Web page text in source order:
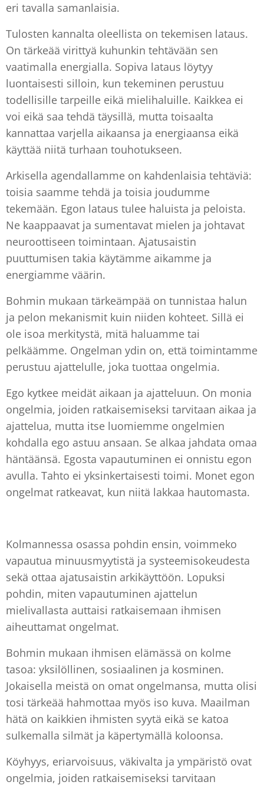
eri tavalla samanlaisia.
Tulosten kannalta oleellista on tekemisen lataus.
On tärkeää virittyä kuhunkin tehtävään sen
vaatimalla energialla. Sopiva lataus löytyy
luontaisesti silloin, kun tekeminen perustuu
todellisille tarpeille eikä mielihaluille. Kaikkea ei
voi eikä saa tehdä täysillä, mutta toisaalta
kannattaa varjella aikaansa ja energiaansa eikä
käyttää niitä turhaan touhotukseen.
Arkisella agendallamme on kahdenlaisia tehtäviä:
toisia saamme tehdä ja toisia joudumme
tekemään. Egon lataus tulee haluista ja peloista.
Ne kaappaavat ja sumentavat mielen ja johtavat
neuroottiseen toimintaan. Ajatusaistin
puuttumisen takia käytämme aikamme ja
energiamme väärin.
Bohmin mukaan tärkeämpää on tunnistaa halun
ja pelon mekanismit kuin niiden kohteet. Sillä ei
ole isoa merkitystä, mitä haluamme tai
pelkäämme. Ongelman ydin on, että toimintamme
perustuu ajattelulle, joka tuottaa ongelmia.
Ego kytkee meidät aikaan ja ajatteluun. On monia
ongelmia, joiden ratkaisemiseksi tarvitaan aikaa ja
ajattelua, mutta itse luomiemme ongelmien
kohdalla ego astuu ansaan. Se alkaa jahdata omaa
häntäänsä. Egosta vapautuminen ei onnistu egon
avulla. Tahto ei yksinkertaisesti toimi. Monet egon
ongelmat ratkeavat, kun niitä lakkaa hautomasta.
Kolmannessa osassa pohdin ensin, voimmeko
vapautua minuusmyytistä ja systeemisokeudesta
sekä ottaa ajatusaistin arkikäyttöön. Lopuksi
pohdin, miten vapautuminen ajattelun
mielivallasta auttaisi ratkaisemaan ihmisen
aiheuttamat ongelmat.
Bohmin mukaan ihmisen elämässä on kolme
tasoa: yksilöllinen, sosiaalinen ja kosminen.
Jokaisella meistä on omat ongelmansa, mutta olisi
tosi tärkeää hahmottaa myös iso kuva. Maailman
hätä on kaikkien ihmisten syytä eikä se katoa
sulkemalla silmät ja käpertymällä koloonsa.
Köyhyys, eriarvoisuus, väkivalta ja ympäristö ovat
ongelmia, joiden ratkaisemiseksi tarvitaan